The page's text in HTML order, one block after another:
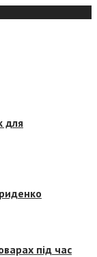
для
під час